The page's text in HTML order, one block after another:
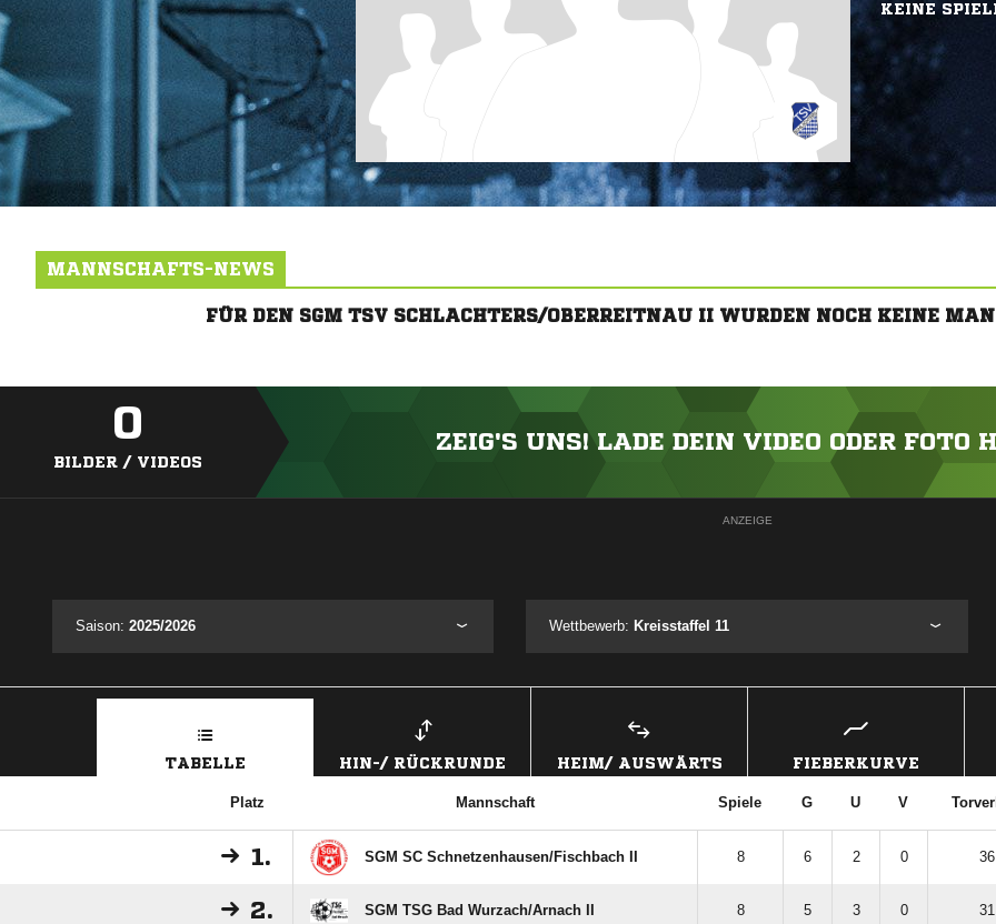
KEINE
MANNSCHAFTS-NEWS
FÜR DEN SGM TSV SCHLACHTERS/OBERREITNAU II WURDEN NOCH KEINE
0
BILDER / VIDEOS
ZEIG'S UNS! LADE DEIN VIDEO ODER FOTO
ANZEIGE
Saison: 2025/2026 Wettbewerb: Kreisstaffel 11
TABELLE HIN-/ RÜCKRUNDE HEIM/ AUSWÄRTS FIEBERKURVE
Platz Mannschaft Spiele G U V
1. SGM SC Schnetzenhausen/​Fischbach II 8 6 2 0
2. SGM TSG Bad Wurzach/​Arnach II 8 5 3 0